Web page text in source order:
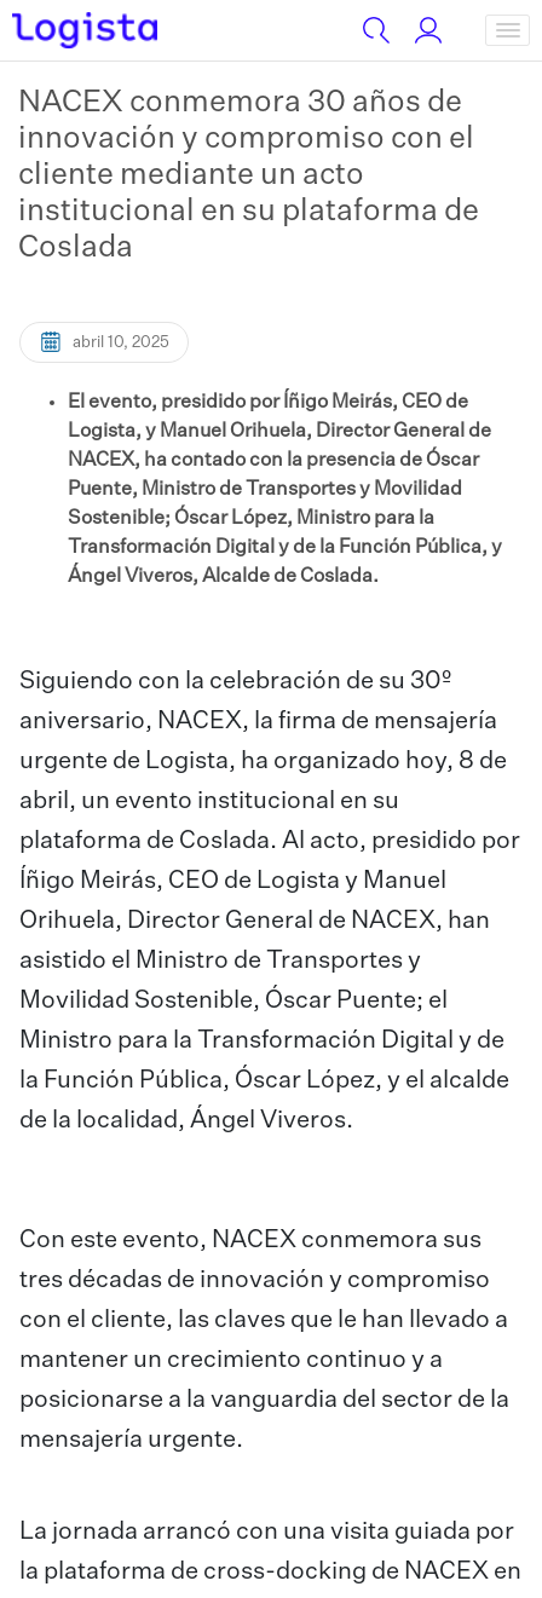
NACEX conmemora 30 años de
innovación y compromiso con el
cliente mediante un acto
institucional en su plataforma de
Coslada
abril 10, 2025
El evento, presidido por Íñigo Meirás, CEO de
Logista, y Manuel Orihuela, Director General de
NACEX, ha contado con la presencia de Óscar
Puente, Ministro de Transportes y Movilidad
Sostenible; Óscar López, Ministro para la
Transformación Digital y de la Función Pública, y
Ángel Viveros, Alcalde de Coslada.
Siguiendo con la celebración de su 30º
aniversario, NACEX, la firma de mensajería
urgente de Logista, ha organizado hoy, 8 de
abril, un evento institucional en su
plataforma de Coslada. Al acto, presidido por
Íñigo Meirás, CEO de Logista y Manuel
Orihuela, Director General de NACEX, han
asistido el Ministro de Transportes y
Movilidad Sostenible, Óscar Puente; el
Ministro para la Transformación Digital y de
la Función Pública, Óscar López, y el alcalde
de la localidad, Ángel Viveros.
Con este evento, NACEX conmemora sus
tres décadas de innovación y compromiso
con el cliente, las claves que le han llevado a
mantener un crecimiento continuo y a
posicionarse a la vanguardia del sector de la
mensajería urgente.
La jornada arrancó con una visita guiada por
la plataforma de cross-docking de NACEX en